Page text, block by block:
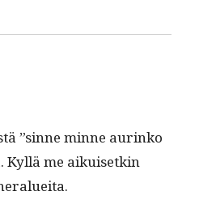
”sinne minne aurinko
Kyl­lä me aikuisetkin